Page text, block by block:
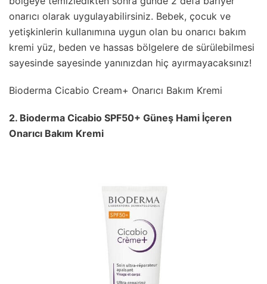
onarıcı olarak uygulayabilirsiniz. Bebek, çocuk ve
yetişkinlerin kullanımına uygun olan bu onarıcı bakım
kremi yüz, beden ve hassas bölgelere de sürülebilmesi
sayesinde sayesinde yanınızdan hiç ayırmayacaksınız!
Bioderma Cicabio Cream+ Onarıcı Bakım Kremi
2. Bioderma Cicabio SPF50+ Güneş Hami İçeren
Onarıcı Bakım Kremi